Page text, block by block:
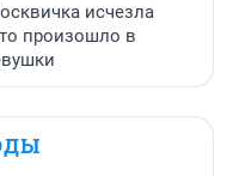
исчезла
произошло в